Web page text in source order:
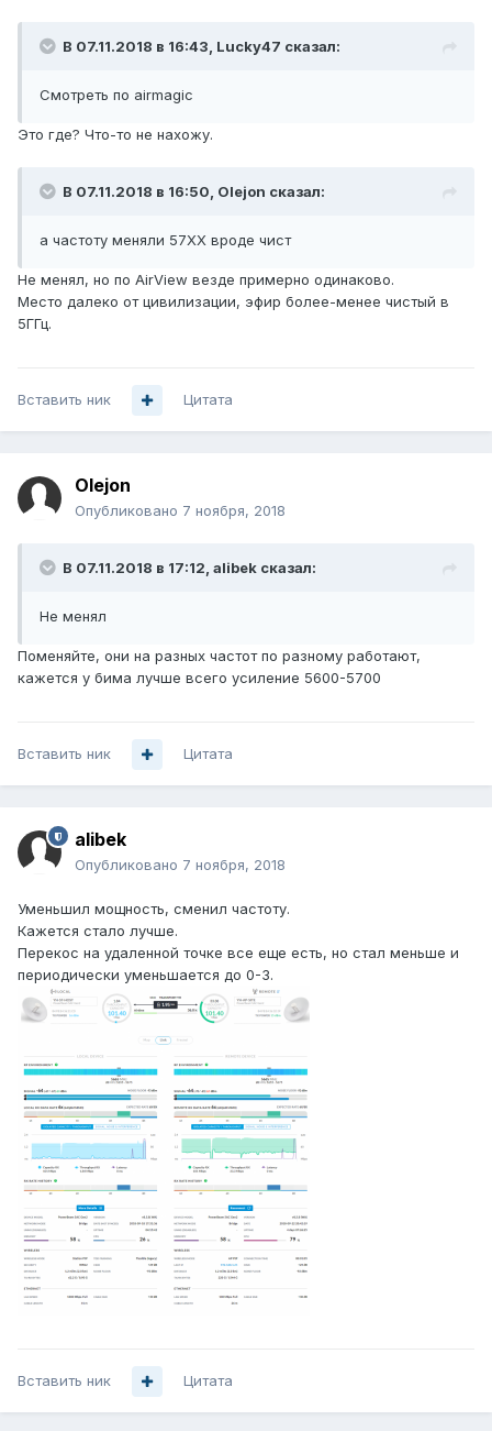
В 07.11.2018 в 16:43, Lucky47 сказал:
Смотреть по airmagic
Это где? Что-то не нахожу.
В 07.11.2018 в 16:50, Olejon сказал:
а частоту меняли 57ХХ вроде чист
Не менял, но по AirView везде примерно одинаково.
Место далеко от цивилизации, эфир более-менее чистый в
5ГГц.
Вставить ник Цитата
Olejon
Опубликовано 7 ноября, 2018
В 07.11.2018 в 17:12, alibek сказал:
Не менял
Поменяйте, они на разных частот по разному работают,
кажется у бима лучше всего усиление 5600-5700
Вставить ник Цитата
alibek
Опубликовано 7 ноября, 2018
Уменьшил мощность, сменил частоту.
Кажется стало лучше.
Перекос на удаленной точке все еще есть, но стал меньше и
периодически уменьшается до 0-3.
Вставить ник Цитата